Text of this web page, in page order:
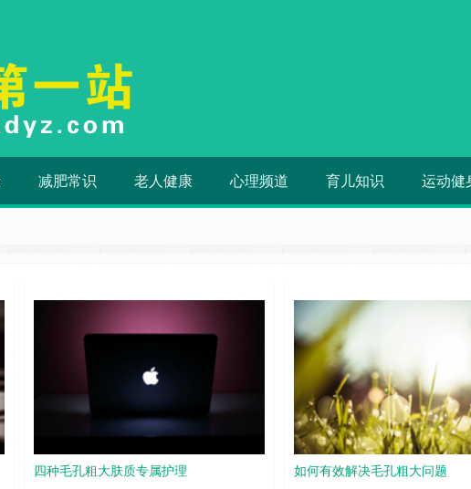
减肥常识 老人健康 心理频道 育儿知识 运动健
四种毛孔粗大肤质专属护理 如何有效解决毛孔粗大问题